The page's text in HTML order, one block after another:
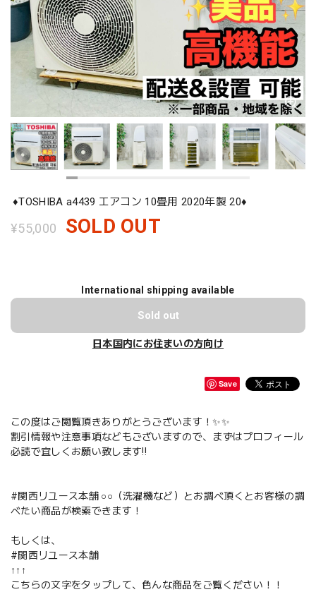
♦️TOSHIBA a4439 エアコン 10畳用 2020年製 20♦️
¥55,000 SOLD OUT
International shipping available
Sold out
日本国内にお住まいの方向け
Save
この度はご閲覧頂きありがとうございます！✨✨
割引情報や注意事項などもございますので、まずはプロフィール
必読で宜しくお願い致します‼️
#関西リユース本舗 ○○（洗濯機など）とお調べ頂くとお客様の調
べたい商品が検索できます！
もしくは、
#関西リユース本舗
↑↑↑
こちらの文字をタップして、色んな商品をご覧ください！！